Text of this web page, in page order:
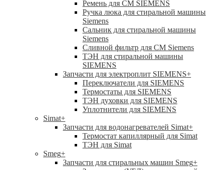
Ремень для СМ SIEMENS
Ручка люка для стиральной машины
Siemens
Сальник для стиральной машины
Siemens
Сливной фильтр для СМ Siemens
ТЭН для стиральной машины
SIEMENS
Запчасти для электроплит SIEMENS+
Переключатели для SIEMENS
Термостаты для SIEMENS
ТЭН духовки для SIEMENS
Уплотнители для SIEMENS
Simat+
Запчасти для водонагревателей Simat+
Термостат капиллярный для Simat
ТЭН для Simat
Smeg+
Запчасти для стиральных машин Smeg+